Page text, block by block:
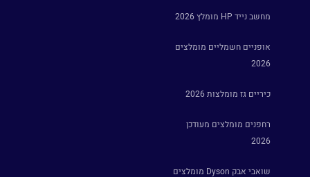
מחשב נייד HP מומלץ 2026
אופניים חשמליים מומלצים
2026
כיריים גז מומלצות 2026
רחפנים מומלצים מעודכן
2026
שואבי אבק Dyson מומלצים